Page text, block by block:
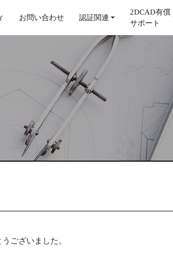
お問い合わせ 認証関連
2DCAD有償
サポート
ございました。